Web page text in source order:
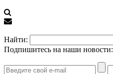
Найти:
Подпишитесь на наши новости: